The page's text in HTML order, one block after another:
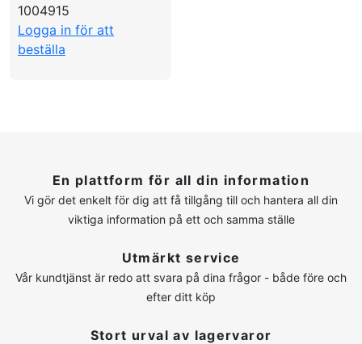
1004915
Logga in för att
beställa
En plattform för all din information
Vi gör det enkelt för dig att få tillgång till och hantera all din
viktiga information på ett och samma ställe
Utmärkt service
Vår kundtjänst är redo att svara på dina frågor - både före och
efter ditt köp
Stort urval av lagervaror